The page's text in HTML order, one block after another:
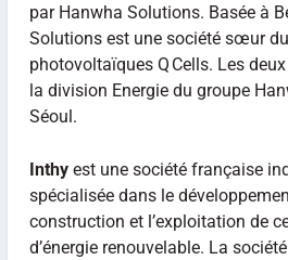
par Hanwha Solutions. Basée à
Solutions est une société sœur
photovoltaïques Q Cells. Les
la division Energie du groupe
Séoul.
Inthyest une société française
spécialisée dans le
construction et l’exploitation de
d’énergie renouvelable. La